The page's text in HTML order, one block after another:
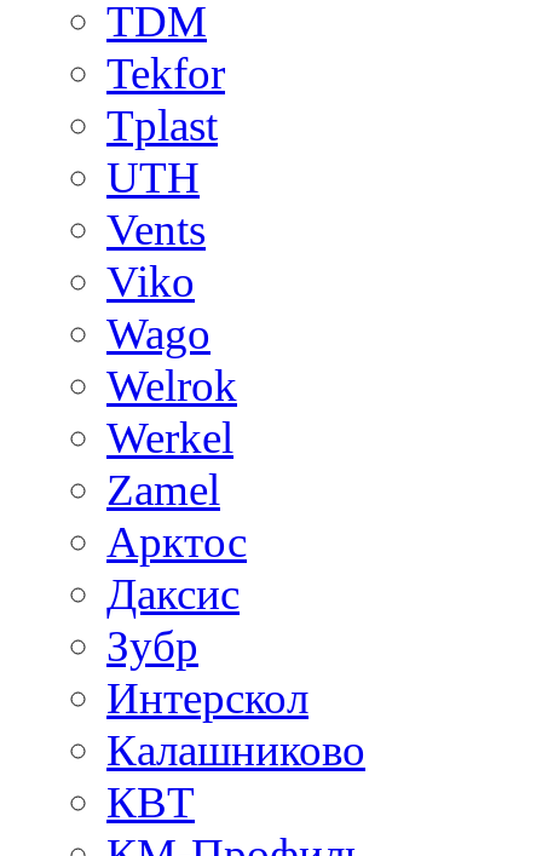
TDM
Tekfor
Tplast
UTH
Vents
Viko
Wago
Welrok
Werkel
Zamel
Арктос
Даксис
Зубр
Интерскол
Калашниково
КВТ